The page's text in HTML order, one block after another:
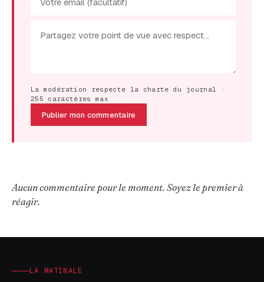
La modération respecte la charte du journal ·
255 caractères max
Publier mon commentaire
Aucun commentaire pour le moment. Soyez le premier à
réagir.
LA MATINALE